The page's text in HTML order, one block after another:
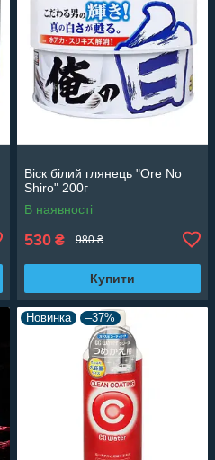
Віск білий глянець "Ore No
Shiro" 200г
В наявності
530 ₴ 980 ₴
Купити
Новинка –37%